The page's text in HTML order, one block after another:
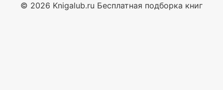
© 2026 Knigalub.ru Бесплатная подборка книг